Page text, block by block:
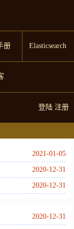
册 Elasticsearch
登陆 注册
2021-01-05
2020-12-31
2020-12-31
2020-12-31